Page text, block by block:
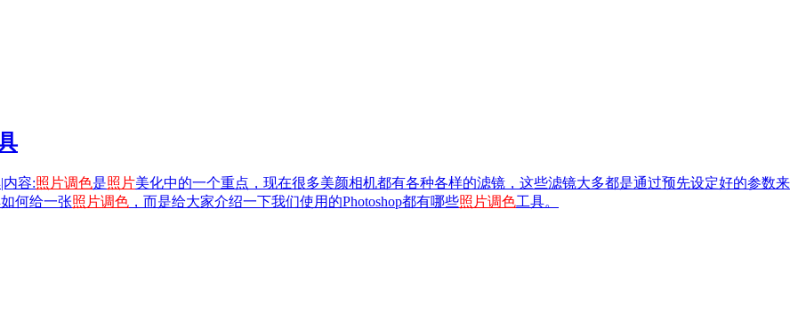
内容:照片调色是照片美化中的一个重点，现在很多美颜相机都有各种各样的滤镜，这些滤镜大多都是通过预先设定好的参数来
何给一张照片调色 ，而是给大家介绍一下我们使用的Photoshop都有哪些照片调色工具。